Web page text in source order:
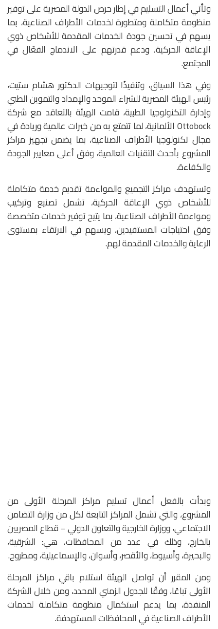
وتأتي أعمال التسليم في إطار حرص الدولة المصرية على توفير
منظومة متكاملة ومتطورة لخدمات الأطراف الصناعية، بما
يسهم في تحسين جودة الخدمات المقدمة للأشخاص ذوي
الإعاقة الحركية، ودعم قدرتهم على الاندماج الفعّال في
المجتمع.
وفي هذا السياق، وتنفيذًا لتوجيهات الدكتور هشام ستيت،
رئيس الهيئة المصرية للشراء الموحد والإمداد والتموين الطبي
وإدارة التكنولوجيا الطبية، قامت الهيئة بالتعاقد مع شركة
Ottobock الألمانية، لما تتمتع به من خبرات عالمية وريادة في
مجال تكنولوجيا الأطراف الصناعية، بما يضمن تجهيز مراكز
المشروع بأحدث التقنيات العالمية، وفق أعلى معايير الجودة
والكفاءة.
وتستهدف مراكز التجميع والمواءمة تقديم خدمة متكاملة
للأشخاص ذوي الإعاقة الحركية، تشمل تصنيع وتركيب
ومواءمة الأطراف الصناعية، بما يتيح توفير خدمات متخصصة
وفق احتياجات المستفيدين، ويسهم في الارتقاء بمستوى
الرعاية والخدمات المقدمة لهم.
وبدأت بالفعل أعمال تسليم مراكز المرحلة الأولى من
المشروع، والتي تشمل المراكز التابعة لكل من وزارة التضامن
الاجتماعي، ووزارة الخارجية والتعاون الدولي – قطاع المصريين
بالخارج، وذلك في عدد من المحافظات، هي: الشرقية،
والبحيرة، وأسيوط، والأقصر، وأسوان، والإسماعيلية، ومطروح.
ومن المقرر أن تواصل الهيئة استلام باقي مراكز المرحلة
الأولى تباعًا، وفقًا للجدول الزمني المحدد، ومن خلال الشركة
المنفذة، بما يدعم استكمال منظومة متكاملة لخدمات
الأطراف الصناعية في المحافظات المستهدفة.